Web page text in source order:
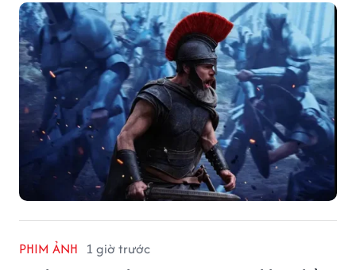
PHIM ẢNH 1 giờ trước